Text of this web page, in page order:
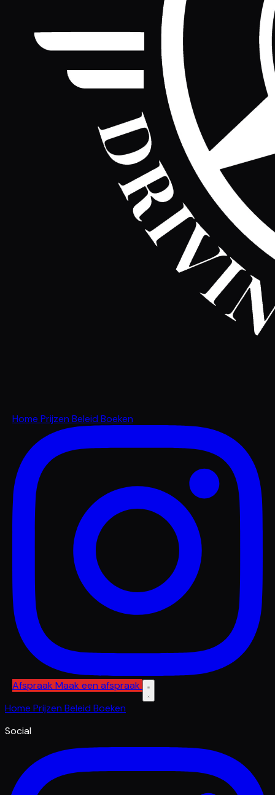
Home Prijzen Beleid Boeken
Afspraak Maak een afspraak
Home Prijzen Beleid Boeken
Social